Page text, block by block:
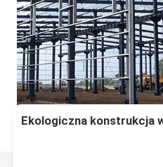
Ekologiczna konstrukcja